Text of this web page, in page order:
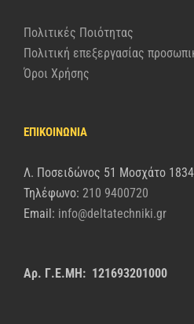
Πολιτικές Ποιότητας
Πολιτική επεξεργασίας
Όροι Χρήσης
ΕΠΙΚΟΙΝΩΝΙΑ
Λ. Ποσειδώνος 51 Μοσχάτο
Τηλέφωνο: 210 9400720
Email: info@deltatechniki.gr
Αρ. Γ.Ε.ΜΗ: 121693201000